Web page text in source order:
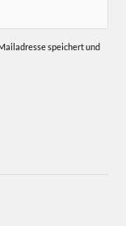
speichert und